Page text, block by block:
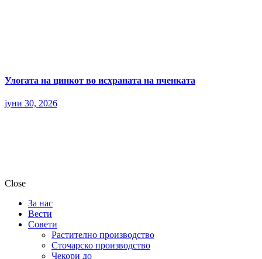
Улогата на цинкот во исхраната на пченката
јуни 30, 2026
Close
За нас
Вести
Совети
Растително производство
Сточарско производство
Чекори до